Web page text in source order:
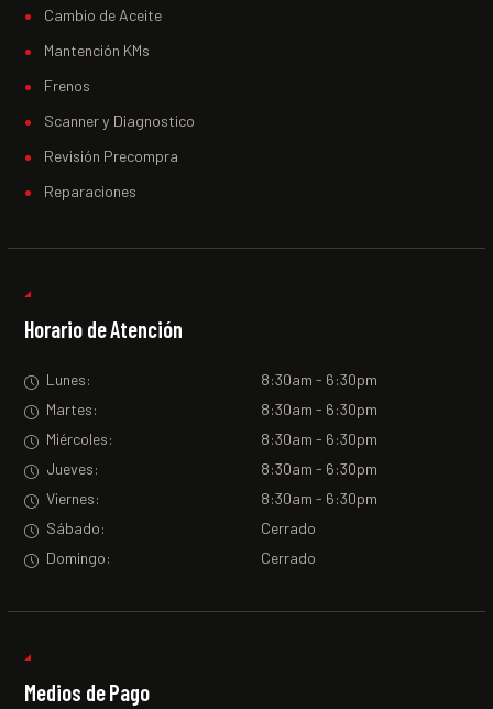
Cambio de Aceite
Mantención KMs
Frenos
Scanner y Diagnostico
Revisión Precompra
Reparaciones
Horario de Atención
Lunes:
8:30am - 6:30pm
Martes:
8:30am - 6:30pm
Miércoles:
8:30am - 6:30pm
Jueves:
8:30am - 6:30pm
Viernes:
8:30am - 6:30pm
Sábado:
Cerrado
Domingo:
Cerrado
Medios de Pago